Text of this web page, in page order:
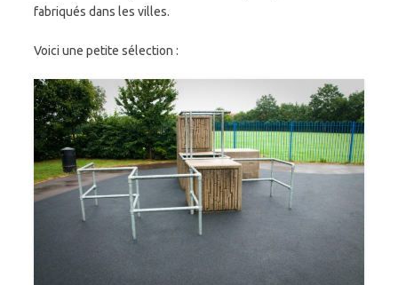
fabriqués dans les villes.
Voici une petite sélection :